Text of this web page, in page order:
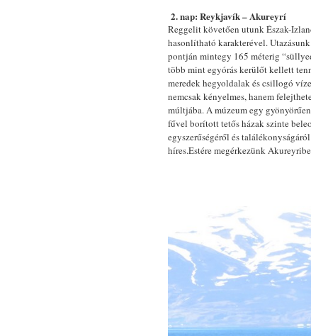
2.nap: Reykjavík – Akureyrí
Reggelit követően utunk Észak-
hasonlítható karakterével.
pontján mintegy 165 méterig
több mint egyórás kerülőt kellett
meredek hegyoldalak és csillogó
nemcsak kényelmes, hanem
múltjába. A múzeum egy
fűvel borított tetős házak szinte
egyszerűségéről és
híres.Estére megérkezünk